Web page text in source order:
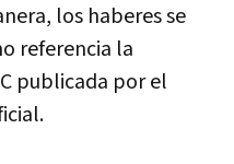
los haberes se
referencia la
publicada por el